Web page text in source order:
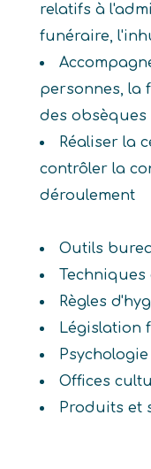
relatifs à
funéraire,
personnes, la
des obsèques
Réaliser la
contrôler la
déroulement
Outils
Techniques
Règles
Législation
Psychologie
Offices
Produits et